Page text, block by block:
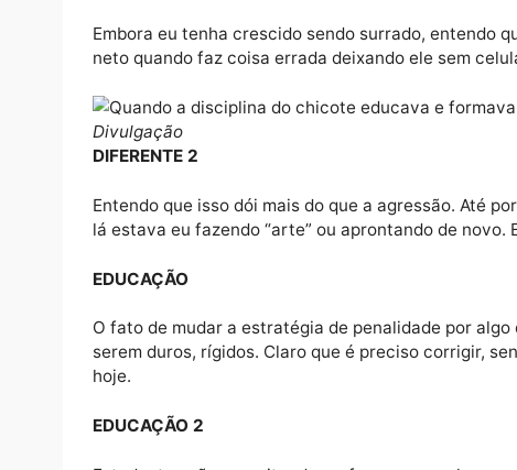
EDUCATIVO 10
Tenho quatro filhos. Nunca os surrei, movido
meus filhos, o máximo que fiz foi dar duas ou
Não aceito e até sou capaz de chamar
agredido.
DIFERENTE
Embora eu tenha crescido sendo surrado,
neto quando faz coisa errada deixando ele